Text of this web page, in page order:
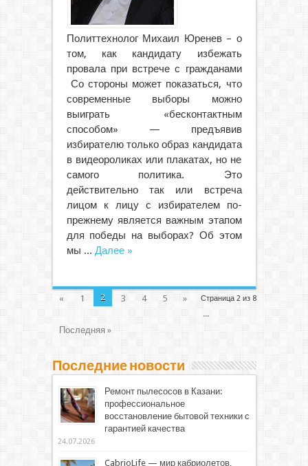
Политтехнолог Михаил Юренев – о
том, как кандидату избежать
провала при встрече с гражданами
Со стороны может показаться, что
современные выборы можно
выиграть «бесконтактным
способом» — предъявив
избирателю только образ кандидата
в видеороликах или плакатах, но не
самого политика. Это
действительно так или встреча
лицом к лицу с избирателем по-
прежнему является важным этапом
для победы на выборах? Об этом
мы ... Далее »
Страница 2 из 8
« 1 2 3 4 5
»
...
Последняя »
Последние новости
Ремонт пылесосов в Казани:
профессиональное
восстановление бытовой техники с
гарантией качества
24.07.2026
CabrioLife — мир кабриолетов,